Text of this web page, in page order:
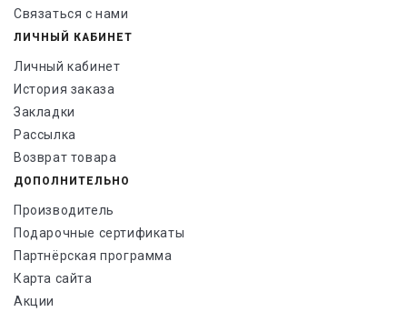
Связаться с нами
ЛИЧНЫЙ КАБИНЕТ
Личный кабинет
История заказа
Закладки
Рассылка
Возврат товара
ДОПОЛНИТЕЛЬНО
Производитель
Подарочные сертификаты
Партнёрская программа
Карта сайта
Акции